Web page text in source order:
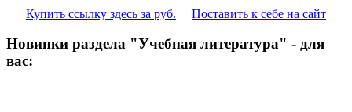
Купить ссылку здесь за руб. Поставить к себе на сайт
Новинки раздела "Учебная литература" - для
вас: